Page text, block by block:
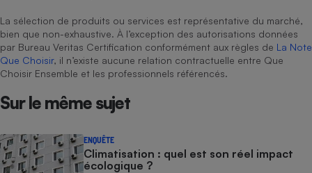
La sélection de produits ou services est représentative du marché,
bien que non-exhaustive. À l’exception des autorisations données
par Bureau Veritas Certification conformément aux règles de La Note
Que Choisir, il n’existe aucune relation contractuelle entre Que
Choisir Ensemble et les professionnels référencés.
Sur le même sujet
ENQUÊTE
Climatisation : quel est son réel impact
écologique ?